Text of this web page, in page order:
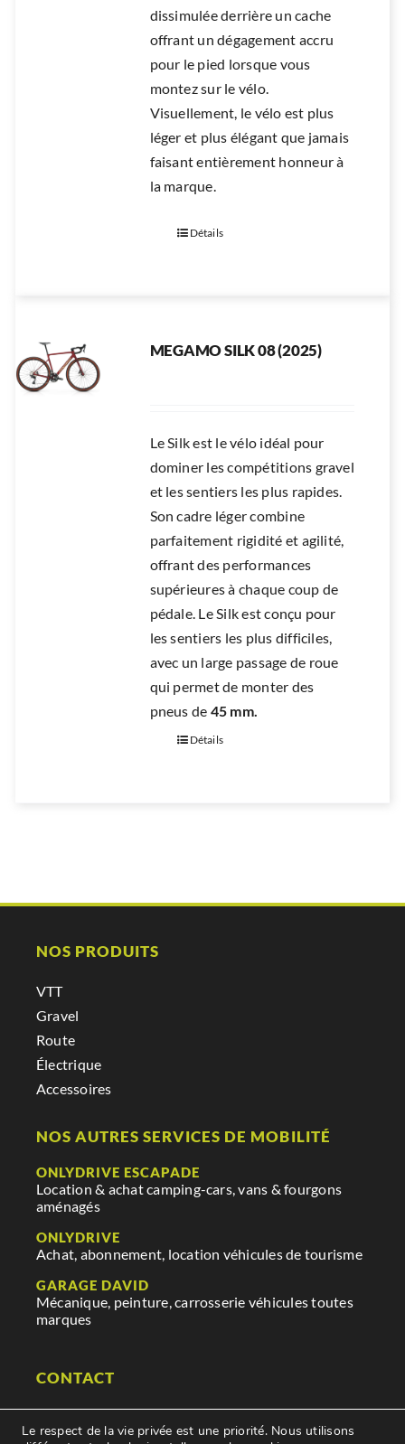
dissimulée derrière un cache
offrant un dégagement accru
pour le pied lorsque vous
montez sur le vélo.
Visuellement, le vélo est plus
léger et plus élégant que jamais
faisant entièrement honneur à
la marque.
Détails
MEGAMO SILK 08 (2025)
Le Silk est le vélo idéal pour
dominer les compétitions gravel
et les sentiers les plus rapides.
Son cadre léger combine
parfaitement rigidité et agilité,
offrant des performances
supérieures à chaque coup de
pédale. Le Silk est conçu pour
les sentiers les plus difficiles,
avec un large passage de roue
qui permet de monter des
pneus de 45 mm.
Détails
NOS PRODUITS
VTT
Gravel
Route
Électrique
Accessoires
NOS AUTRES SERVICES DE MOBILITÉ
ONLYDRIVE ESCAPADE
Location & achat camping-cars, vans & fourgons
aménagés
ONLYDRIVE
Achat, abonnement, location véhicules de tourisme
GARAGE DAVID
Mécanique, peinture, carrosserie véhicules toutes
marques
CONTACT
29 rue des mauges
85250 Saint Fulgent
Le respect de la vie privée est une priorité. Nous utilisons